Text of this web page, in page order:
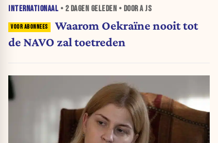
INTERNATIONAAL • 2 DAGEN GELEDEN • DOOR A JS
Waarom Oekraïne nooit tot
de NAVO zal toetreden